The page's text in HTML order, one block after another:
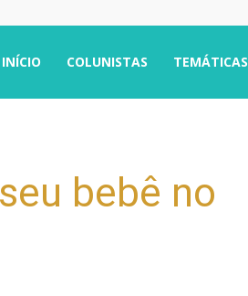
INÍCIO COLUNISTAS TEMÁTICAS
bebê no